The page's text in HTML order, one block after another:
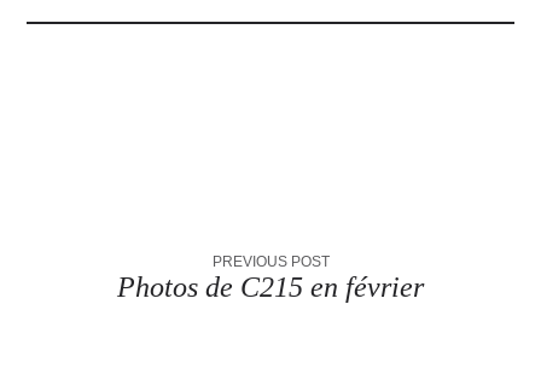
PREVIOUS POST
Photos de C215 en février